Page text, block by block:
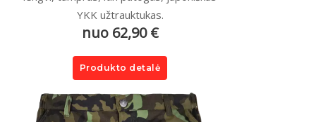
YKK užtrauktukas.
nuo 62,90 €
Produkto detalė